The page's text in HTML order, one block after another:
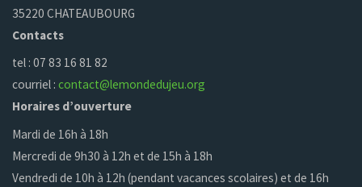
35220 CHATEAUBOURG
Contacts
tel : 07 83 16 81 82
courriel :contact@lemondedujeu.org
Horaires d’ouverture
Mardi de 16h à 18h
Mercredi de 9h30 à 12h et de 15h à 18h
Vendredi de 10h à 12h (pendant vacances scolaires) et de 16h